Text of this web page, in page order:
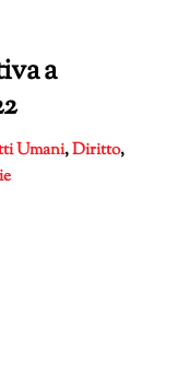
a
Umani,Diritto,